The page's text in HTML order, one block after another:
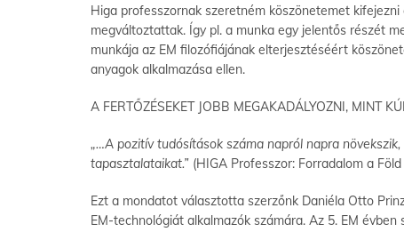
Higa professzornak szeretném köszönetemet
megváltoztattak. Így pl. a munka egy jelentős részét
munkája az EM filozófiájának elterjesztéséért
anyagok alkalmazása ellen.
A FERTŐZÉSEKET JOBB MEGAKADÁLYOZNI, MINT
„…A pozitív tudósítások száma napról napra
tapasztalataikat.” (HIGA Professzor: Forradalom a
Ezt a mondatot választotta szerzőnk Daniéla Otto
EM-technológiát alkalmazók számára. Az 5. EM